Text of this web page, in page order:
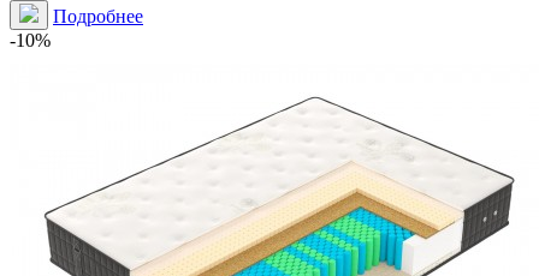
Подробнее
-10%